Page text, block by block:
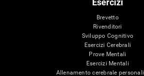
Esercizi
Brevetto
Rivenditori
Sviluppo Cognitivo
Esercizi Cerebrali
Prove Mentali
Esercizi Mentali
Allenamento cerebrale